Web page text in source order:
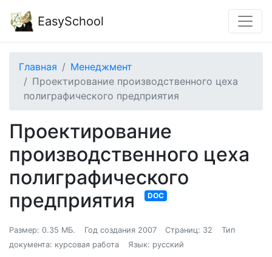
EasySchool
Главная
Менеджмент
Проектирование производственного цеха
полиграфического предприятия
Проектирование
производственного цеха
полиграфического
предприятия
DOC
Размер: 0.35 МБ. Год создания 2007 Страниц: 32
Тип
документа: курсовая работа
Язык: русский